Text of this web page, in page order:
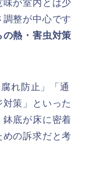
が室内とは少
整が中心です
の熱・害虫対策
れ防止」「通
策」といった
底が床に密着
めの訴求だと考